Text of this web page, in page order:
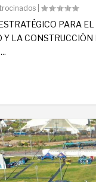
|
PARA
Y LA